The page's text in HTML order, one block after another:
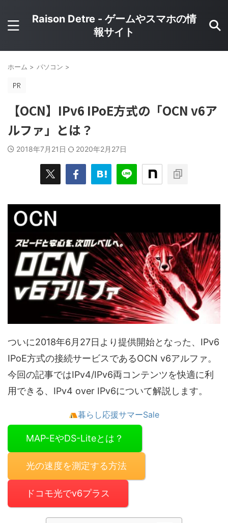
Raison Detre - ゲームやスマホの情
報サイト
ホーム > パソコン >
【OCN】IPv6 IPoE方式の「OCN v6ア
ルファ」とは？
2018年7月21日 2020年2月27日
ついに2018年6月27日より提供開始となった、IPv6
IPoE方式の接続サービスであるOCN v6アルファ。
今回の記事ではIPv4/IPv6両コンテンツを快適に利
用できる、IPv4 over IPv6について解説します。
暮らし応援サマーSale
MAP-EやDS-Liteとは？
光の速度を測定する方法
ドコモ光でv6プラス